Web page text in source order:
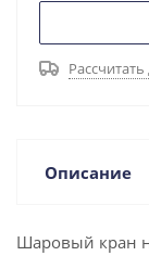
Рассчитать
Описание
Шаровый кран